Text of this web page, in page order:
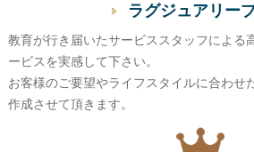
ラグジュアリー
教育が行き届いたサービススタッフによる
ービスを実感して下さい。
お客様のご要望やライフスタイルに合わせ
作成させて頂きます。